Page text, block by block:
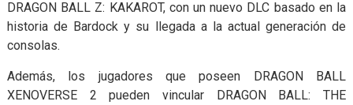
DRAGON BALL Z: KAKAROT, con un nuevo DLC basado en la
historia de Bardock y su llegada a la actual generación de
consolas.
Además, los jugadores que poseen DRAGON BALL
XENOVERSE 2 pueden vincular DRAGON BALL: THE